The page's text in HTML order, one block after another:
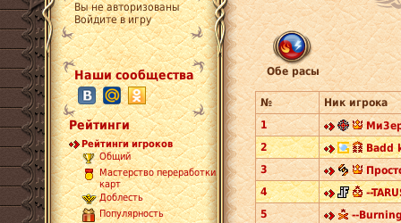
Вы не авторизованы
Войдите в игру
Наши сообщества
Рейтинги
Рейтинги игроков
Общий
Мастерство переработки
карт
Доблесть
Популярность
Обе расы
№
Ник игрока
1
2
Badd
3
4
--
5
--